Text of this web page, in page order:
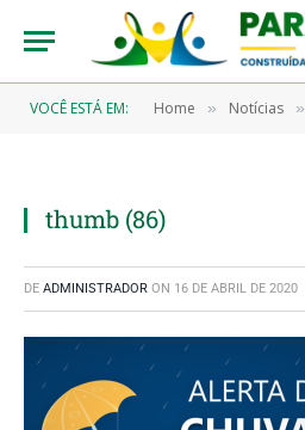
VOCÊ ESTÁ EM: Home » Notícias »
thumb (86)
DE ADMINISTRADOR ON 16 DE ABRIL DE 2020